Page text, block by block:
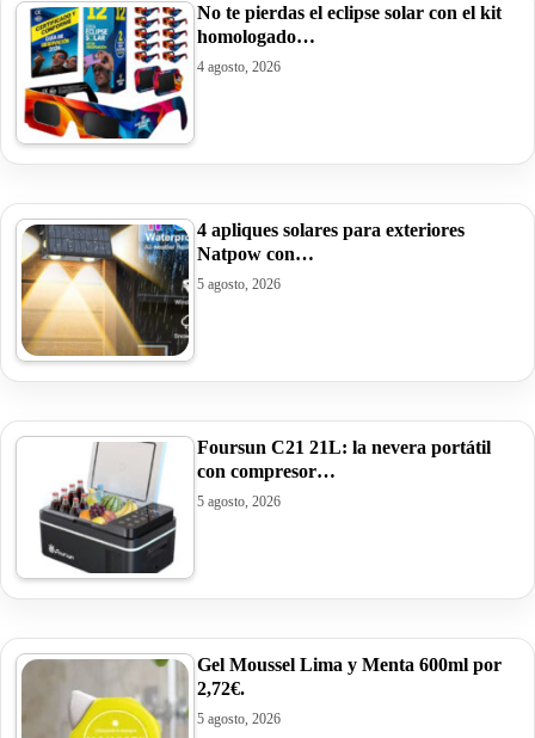
No te pierdas el eclipse solar con el kit
homologado…
4 agosto, 2026
4 apliques solares para exteriores
Natpow con…
5 agosto, 2026
Foursun C21 21L: la nevera portátil
con compresor…
5 agosto, 2026
Gel Moussel Lima y Menta 600ml por
2,72€.
5 agosto, 2026